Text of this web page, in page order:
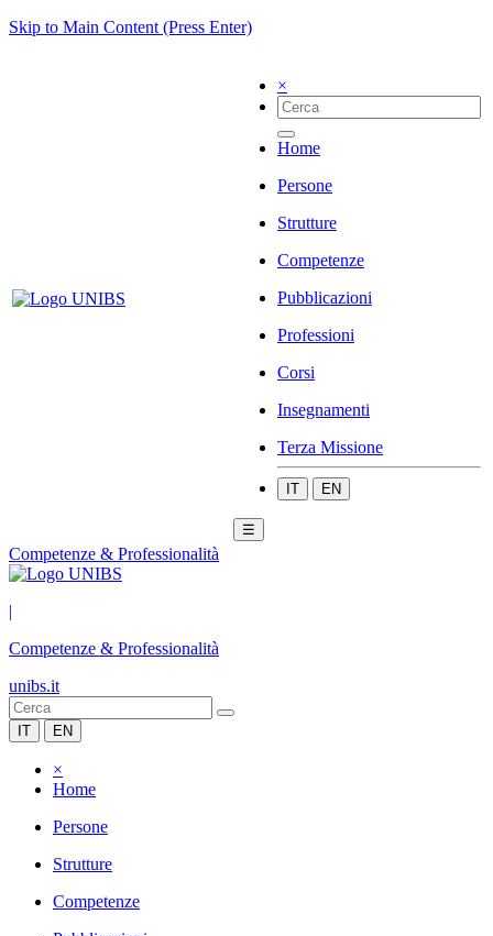
Skip to Main Content (Press Enter)
×
Home
Persone
Strutture
Competenze
Pubblicazioni
Professioni
Corsi
Insegnamenti
Terza Missione
IT EN
☰
Competenze & Professionalità
|
Competenze & Professionalità
unibs.it
IT EN
×
Home
Persone
Strutture
Competenze